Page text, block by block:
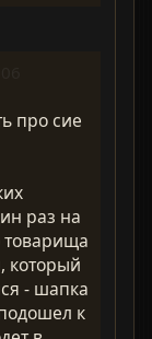
про сие
раз на
товарища
который
- шапка
к